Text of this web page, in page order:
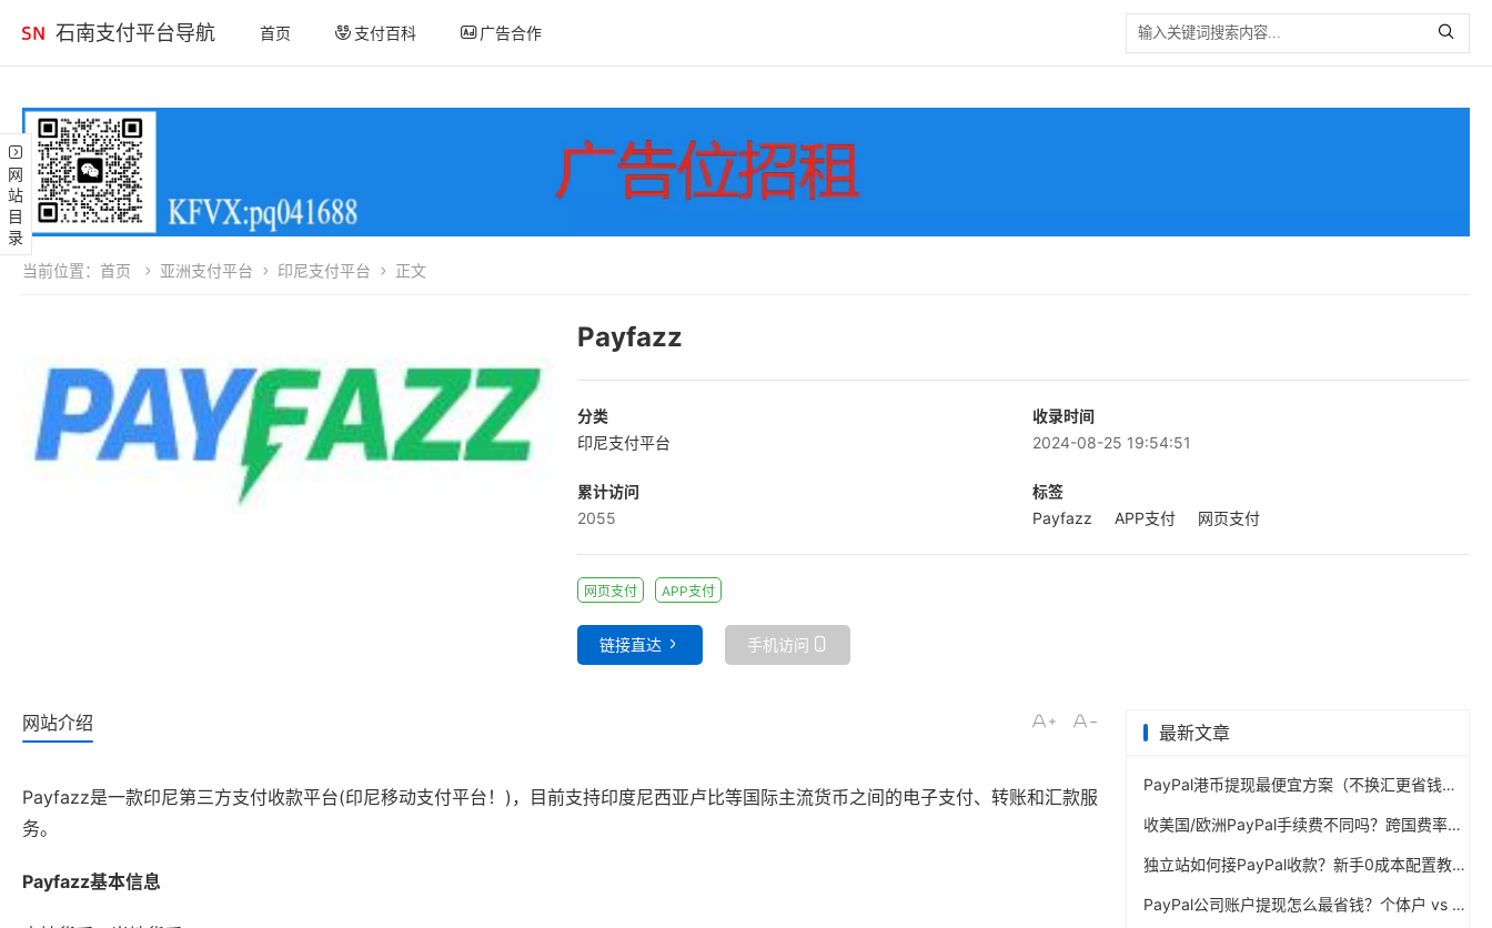
石南支付平台导航 首页 支付百科 广告合作
网站目录
当前位置： 首页 亚洲支付平台 印尼支付平台 正文
Payfazz
分类
印尼支付平台
收录时间
2024-08-25 19:54:51
累计访问
2055
标签
Payfazz
APP支付 网页支付
网页支付 APP支付
链接直达 手机访问
网站介绍
Payfazz是一款印尼第三方支付收款平台(印尼移动支付平台！)，目前支持印度尼西亚卢比等国际主流货币之间的电子支付、转账和汇款服
务。
Payfazz基本信息
最新文章
PayPal港币提现最便宜方案（不换汇更省钱）
收美国/欧洲PayPal手续费不同吗？跨国费率表曝光
独立站如何接PayPal收款？新手0成本配置教程
PayPal公司账户提现怎么最省钱？个体户 vs 公司对比